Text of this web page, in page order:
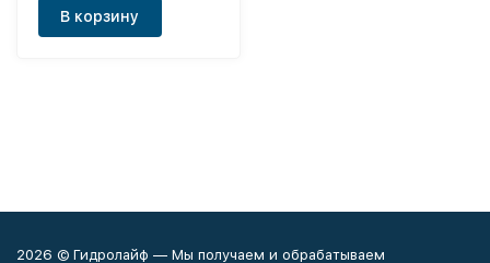
В корзину
2026 © Гидролайф — Мы получаем и обрабатываем